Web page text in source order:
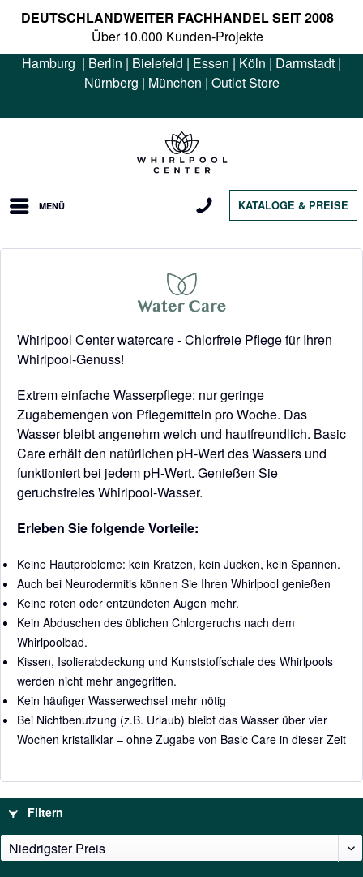
DEUTSCHLANDWEITER FACHHANDEL SEIT 2008
Über 10.000 Kunden-Projekte
Hamburg | Berlin | Bielefeld | Essen | Köln | Darmstadt |
Nürnberg | München | Outlet Store
MENÜ KATALOGE & PREISE
Whirlpool Center watercare - Chlorfreie Pflege für Ihren
Whirlpool-Genuss!
Extrem einfache Wasserpflege: nur geringe
Zugabemengen von Pflegemitteln pro Woche. Das
Wasser bleibt angenehm weich und hautfreundlich. Basic
Care erhält den natürlichen pH-Wert des Wassers und
funktioniert bei jedem pH-Wert. Genießen Sie
geruchsfreies Whirlpool-Wasser.
Erleben Sie folgende Vorteile:
Keine Hautprobleme: kein Kratzen, kein Jucken, kein Spannen.
Auch bei Neurodermitis können Sie Ihren Whirlpool genießen
Keine roten oder entzündeten Augen mehr.
Kein Abduschen des üblichen Chlorgeruchs nach dem
Whirlpoolbad.
Kissen, Isolierabdeckung und Kunststoffschale des Whirlpools
werden nicht mehr angegriffen.
Kein häufiger Wasserwechsel mehr nötig
Bei Nichtbenutzung (z.B. Urlaub) bleibt das Wasser über vier
Wochen kristallklar – ohne Zugabe von Basic Care in dieser Zeit
Filtern